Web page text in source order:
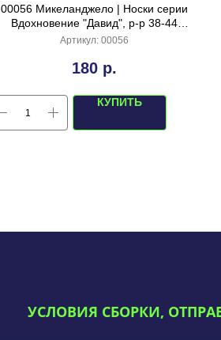
00056 Микеланджело | Носки серии
Вдохновение "Давид", р-р 38-44
(голубой)
Артикул: 00056
180 р.
КУПИТЬ
УСЛОВИЯ СБОРКИ,